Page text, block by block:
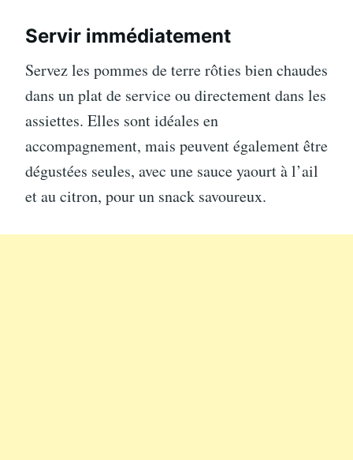
Servir immédiatement
Servez les pommes de terre rôties bien chaudes
dans un plat de service ou directement dans les
assiettes. Elles sont idéales en
accompagnement, mais peuvent également être
dégustées seules, avec une sauce yaourt à l’ail
et au citron, pour un snack savoureux.